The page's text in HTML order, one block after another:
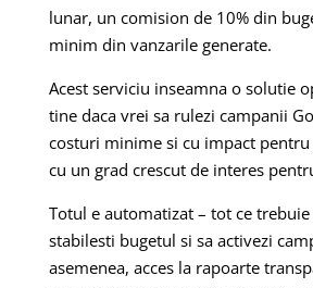
lunar, un comision de 10% din
minim din vanzarile generate.
Acest serviciu inseamna o solutie
tine daca vrei sa rulezi campanii
costuri minime si cu impact pentru
cu un grad crescut de interes
Totul e automatizat – tot ce trebuie
stabilesti bugetul si sa activezi
asemenea, acces la rapoarte